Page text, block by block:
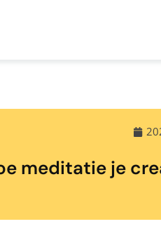
meditatie je